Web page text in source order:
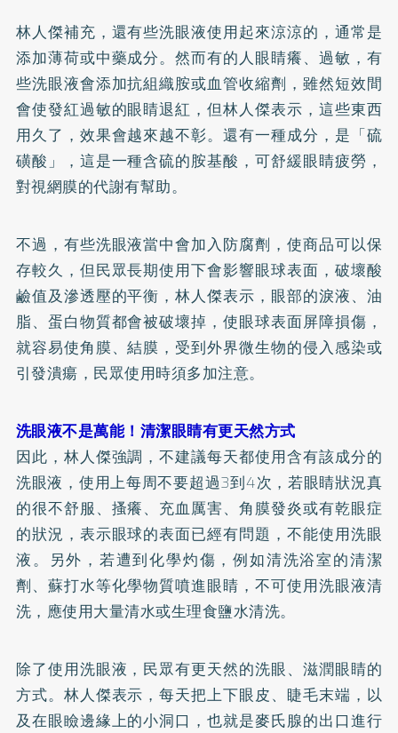
林人傑補充，還有些洗眼液使用起來涼涼的，通常是
添加薄荷或中藥成分。然而有的人眼睛癢、過敏，有
些洗眼液會添加抗組織胺或血管收縮劑，雖然短效間
會使發紅過敏的眼睛退紅，但林人傑表示，這些東西
用久了，效果會越來越不彰。還有一種成分，是「硫
磺酸」，這是一種含硫的胺基酸，可舒緩眼睛疲勞，
對視網膜的代謝有幫助。
不過，有些洗眼液當中會加入防腐劑，使商品可以保
存較久，但民眾長期使用下會影響眼球表面，破壞酸
鹼值及滲透壓的平衡，林人傑表示，眼部的淚液、油
脂、蛋白物質都會被破壞掉，使眼球表面屏障損傷，
就容易使角膜、結膜，受到外界微生物的侵入感染或
引發潰瘍，民眾使用時須多加注意。
洗眼液不是萬能！清潔眼睛有更天然方式
因此，林人傑強調，不建議每天都使用含有該成分的
洗眼液，使用上每周不要超過3到4次，若眼睛狀況真
的很不舒服、搔癢、充血厲害、角膜發炎或有乾眼症
的狀況，表示眼球的表面已經有問題，不能使用洗眼
液。另外，若遭到化學灼傷，例如清洗浴室的清潔
劑、蘇打水等化學物質噴進眼睛，不可使用洗眼液清
洗，應使用大量清水或生理食鹽水清洗。
除了使用洗眼液，民眾有更天然的洗眼、滋潤眼睛的
方式。林人傑表示，每天把上下眼皮、睫毛末端，以
及在眼瞼邊緣上的小洞口，也就是麥氏腺的出口進行